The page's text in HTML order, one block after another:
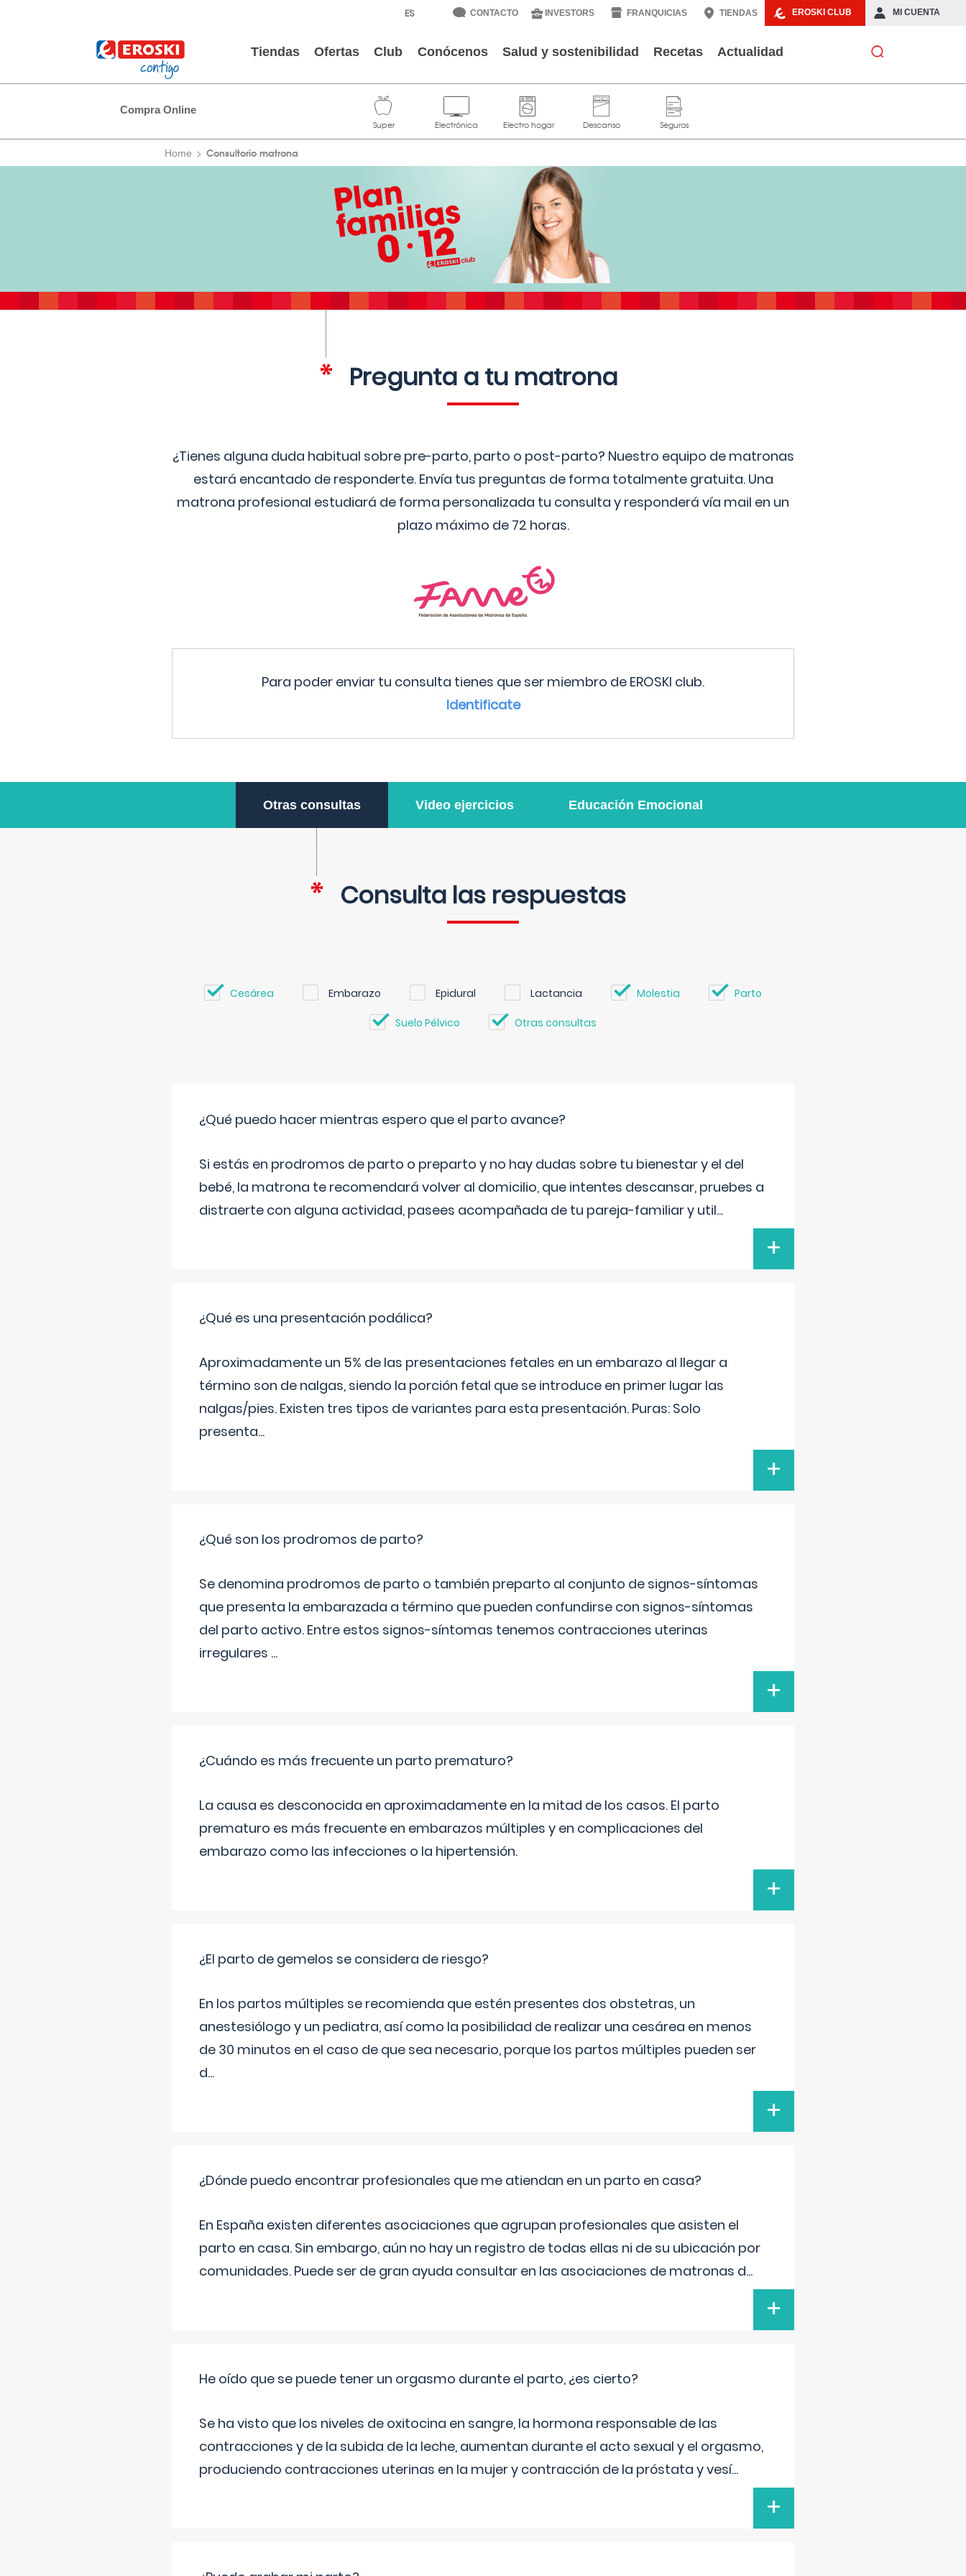
EROSKI CLUB MI CUENTA
CONTACTO INVESTORS FRANQUICIAS TIENDAS
Tiendas Ofertas Club Conócenos Salud y sostenibilidad Recetas Actualidad
Compra Online
Home Consultorio matrona
Pregunta a tu matrona
¿Tienes alguna duda habitual sobre pre-parto, parto o post-parto? Nuestro equipo de matronas
estará encantado de responderte. Envía tus preguntas de forma totalmente gratuita. Una
matrona profesional estudiará de forma personalizada tu consulta y responderá vía mail en un
plazo máximo de 72 horas.
Para poder enviar tu consulta tienes que ser miembro de EROSKI club.
Identificate
Otras consultas Video ejercicios Educación Emocional
Consulta las respuestas
Cesárea Embarazo Epidural Lactancia Molestia Parto
Suelo Pélvico Otras consultas
¿Qué puedo hacer mientras espero que el parto avance?
Si estás en prodromos de parto o preparto y no hay dudas sobre tu bienestar y el del
bebé, la matrona te recomendará volver al domicilio, que intentes descansar, pruebes a
distraerte con alguna actividad, pasees acompañada de tu pareja-familiar y util...
+
¿Qué es una presentación podálica?
Aproximadamente un 5% de las presentaciones fetales en un embarazo al llegar a
término son de nalgas, siendo la porción fetal que se introduce en primer lugar las
nalgas/pies. Existen tres tipos de variantes para esta presentación. Puras: Solo
presenta...
+
¿Qué son los prodromos de parto?
Se denomina prodromos de parto o también preparto al conjunto de signos-síntomas
que presenta la embarazada a término que pueden confundirse con signos-síntomas
del parto activo. Entre estos signos-síntomas tenemos contracciones uterinas
irregulares ...
+
¿Cuándo es más frecuente un parto prematuro?
La causa es desconocida en aproximadamente en la mitad de los casos. El parto
prematuro es más frecuente en embarazos múltiples y en complicaciones del
embarazo como las infecciones o la hipertensión.
+
¿El parto de gemelos se considera de riesgo?
En los partos múltiples se recomienda que estén presentes dos obstetras, un
anestesiólogo y un pediatra, así como la posibilidad de realizar una cesárea en menos
de 30 minutos en el caso de que sea necesario, porque los partos múltiples pueden ser
d...
+
¿Dónde puedo encontrar profesionales que me atiendan en un parto en casa?
En España existen diferentes asociaciones que agrupan profesionales que asisten el
parto en casa. Sin embargo, aún no hay un registro de todas ellas ni de su ubicación por
comunidades. Puede ser de gran ayuda consultar en las asociaciones de matronas d...
+
He oído que se puede tener un orgasmo durante el parto, ¿es cierto?
Se ha visto que los niveles de oxitocina en sangre, la hormona responsable de las
contracciones y de la subida de la leche, aumentan durante el acto sexual y el orgasmo,
produciendo contracciones uterinas en la mujer y contracción de la próstata y vesí...
+